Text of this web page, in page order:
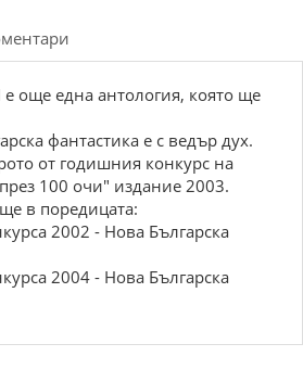
още една антология, която ще
фантастика е с ведър дух.
от годишния конкурс на
100 очи" издание 2003.
в поредицата:
2002 - Нова Българска
2004 - Нова Българска